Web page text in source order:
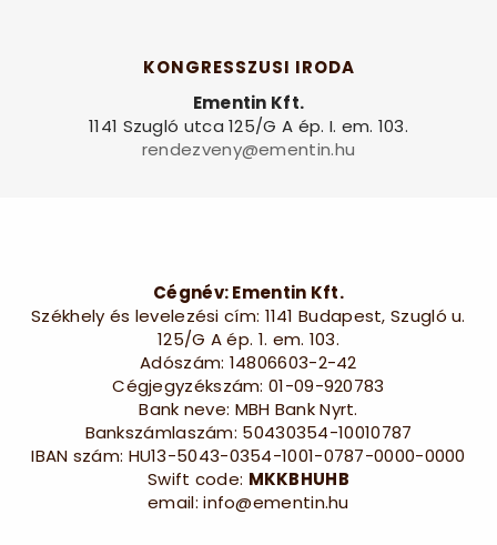
KONGRESSZUSI IRODA
Ementin Kft.
1141 Szugló utca 125/G A ép. I. em. 103.
rendezveny@ementin.hu
Cégnév: Ementin Kft.
Székhely és levelezési cím: 1141 Budapest, Szugló u.
125/G A ép. 1. em. 103.
Adószám: 14806603-2-42
Cégjegyzékszám: 01-09-920783
Bank neve: MBH Bank Nyrt.
Bankszámlaszám: 50430354-10010787
IBAN szám: HU13-5043-0354-1001-0787-0000-0000
Swift code: MKKBHUHB
email: info@ementin.hu